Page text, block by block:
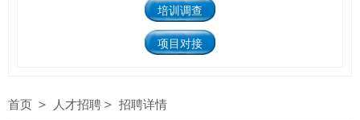
培训调查
项目对接
首页 ＞ 人才招聘＞ 招聘详情